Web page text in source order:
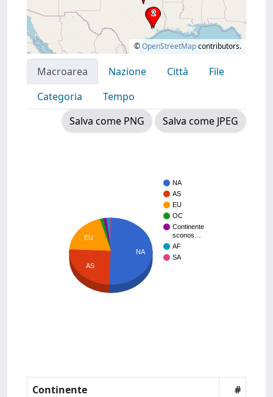
©OpenStreetMapcontributors.
Macroarea Nazione Città
File
Categoria
Tempo
Salva come PNG
Salva come JPEG
NA
AS
EU
OC
Continente
sconos…
AF
SA
EU
AS
NA
Continente
#